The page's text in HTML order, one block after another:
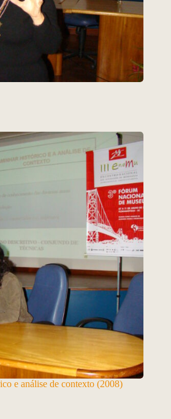
e análise de contexto (2008)